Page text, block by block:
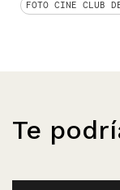
FOTO CINE CLUB
Te